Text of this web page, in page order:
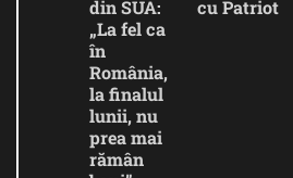
din SUA:
„La fel ca
în
România,
la finalul
lunii, nu
prea mai
rămân
cu Patriot